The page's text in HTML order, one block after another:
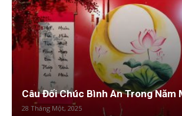
Câu Đối Chúc Bình An Trong Năm
28 Tháng Một, 2025